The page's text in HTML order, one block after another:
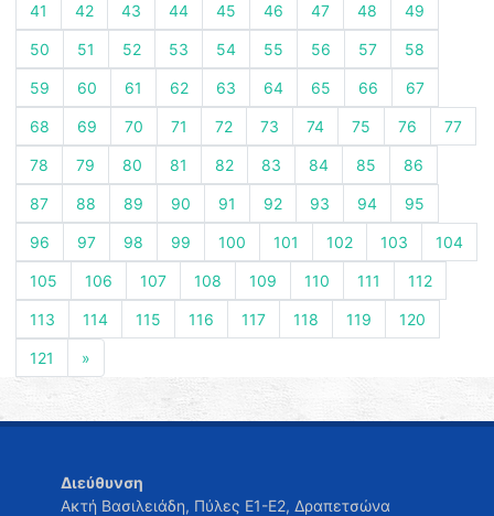
41 42 43 44 45 46 47 48 49
50 51 52 53 54 55 56 57 58
59 60 61 62 63 64 65 66 67
68 69 70 71 72 73 74 75 76 77
78 79 80 81 82 83 84 85 86
87 88 89 90 91 92 93 94 95
96 97 98 99 100 101 102 103 104
105 106 107 108 109 110 111 112
113 114 115 116 117 118 119 120
121 »
Διεύθυνση
Ακτή Βασιλειάδη, Πύλες Ε1-Ε2, Δραπετσώνα